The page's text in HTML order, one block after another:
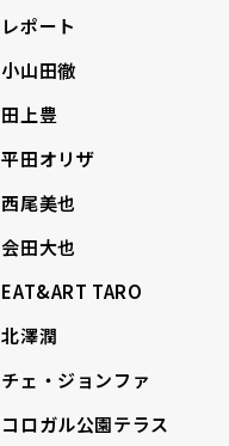
レポート
小山田徹
田上豊
平田オリザ
西尾美也
会田大也
EAT&ART TARO
北澤潤
チェ・ジョンファ
コロガル公園テラス